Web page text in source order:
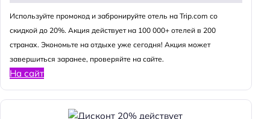
Используйте промокод и забронируйте отель на Trip.com со
скидкой до 20%. Акция действует на 100 000+ отелей в 200
странах. Экономьте на отдыхе уже сегодня! Акция может
завершиться заранее, проверяйте на сайте.
На сайт